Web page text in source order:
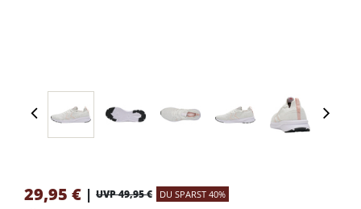
29,95 € | UVP 49,95 € DU SPARST 40%